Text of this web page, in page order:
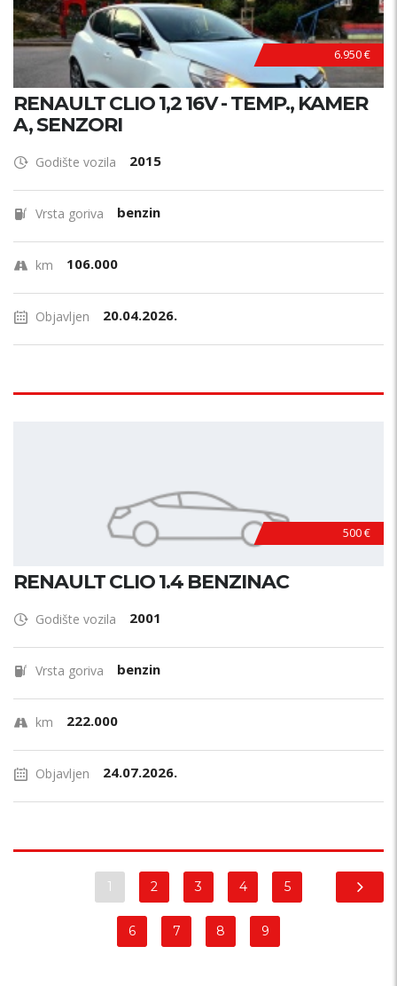
6.950 €
RENAULT CLIO 1,2 16V - TEMP., KAMER
A, SENZORI
Godište vozila 2015
Vrsta goriva benzin
km 106.000
Objavljen 20.04.2026.
500 €
RENAULT CLIO 1.4 BENZINAC
Godište vozila 2001
Vrsta goriva benzin
km 222.000
Objavljen 24.07.2026.
1 2 3 4 5
6 7 8 9